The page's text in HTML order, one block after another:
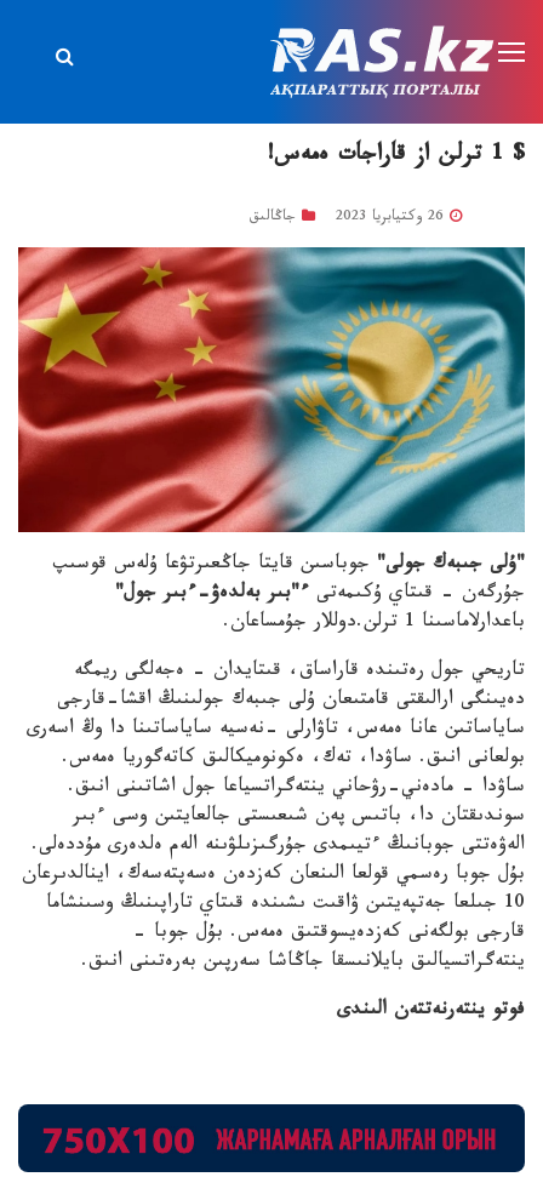
$ 1 ترلن از قاراجات ەمەس!
جاڭالىق
"ۇلى جىبەك جولى" جوباسىن قايتا جاڭعىرتۋعا ۇلەس قوسىپ
جۇرگەن - قىتاي ۇكىمەتى ء"بىر بەلدەۋ-ءبىر جول"
باعدارلاماسىنا 1 ترلن.دوللار جۇمساعان.
تاريحي جول رەتىندە قاراساق، قىتايدان – ەجەلگى ريمگە
دەيىنگى ارالىقتى قامتىعان ۇلى جىبەك جولىنىڭ اقشا-قارجى
ساياساتىن عانا ەمەس، تاۋارلى –نەسيە ساياساتىنا دا وڭ اسەرى
بولعانى انىق. ساۋدا، تەك، ەكونوميكالىق كاتەگوريا ەمەس.
ساۋدا – مادەني-رۋحاني ينتەگراتسياعا جول اشاتىنى انىق.
سوندىقتان دا، باتىس پەن شىعىستى جالعايتىن وسى ءبىر
الەۋەتتى جوبانىڭ ءتيىمدى جۇرگىزىلۋىنە الەم ەلدەرى مۇددەلى.
بۇل جوبا رەسمي قولعا الىنعان كەزدەن ەسەپتەسەك، اينالدىرعان
10 جىلعا جەتپەيتىن ۋاقىت ىشىندە قىتاي تاراپىنىڭ وسىنشاما
قارجى بولگەنى كەزدەيسوقتىق ەمەس. بۇل جوبا –
ينتەگراتسيالىق بايلانىسقا جاڭاشا سەرپىن بەرەتىنى انىق.
فوتو ينتەرنەتتەن الىندى